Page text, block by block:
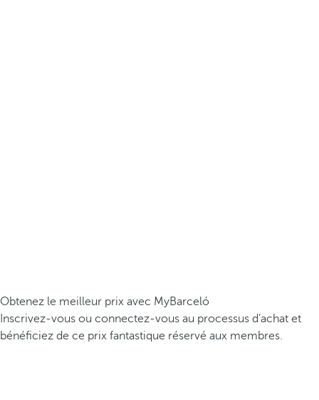
Obtenez le meilleur prix avec MyBarceló
Inscrivez-vous ou connectez-vous au processus d’achat et
bénéficiez de ce prix fantastique réservé aux membres.